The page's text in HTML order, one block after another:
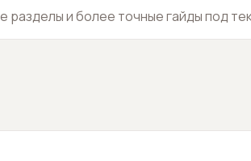
разделы и более точные гайды под